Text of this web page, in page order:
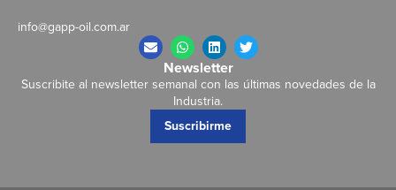
info@gapp-oil.com.ar
Newsletter
Suscribite al newsletter semanal con las últimas novedades de la
Industria.
Suscribirme